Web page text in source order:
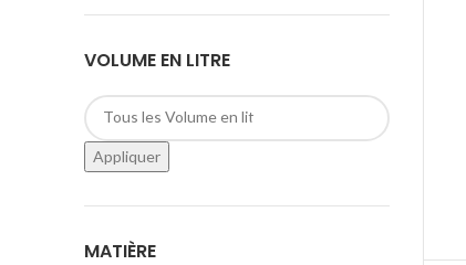
VOLUME EN LITRE
Appliquer
MATIÈRE